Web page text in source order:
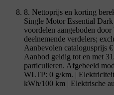
8. Nettoprijs en korting
Single Motor Essential
voordelen aangeboden
deelnemende verdelers;
Aanbevolen catalogusprijs
Aanbod geldig tot en met
particulieren. Afgebeeld
WLTP: 0 g/km. |
kWh/100 km | Elektrische